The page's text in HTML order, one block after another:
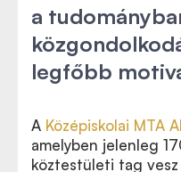
a
legfőbb
A Középiskolai MTA
amelyben jelenleg
köztestületi tag